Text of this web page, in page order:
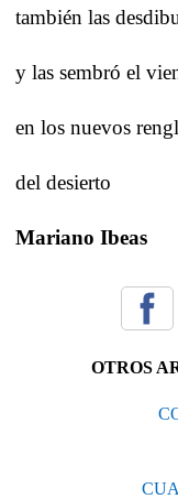
también las
y las sembró el
en los nuevos
del desierto
Mariano Ibeas
OTROS